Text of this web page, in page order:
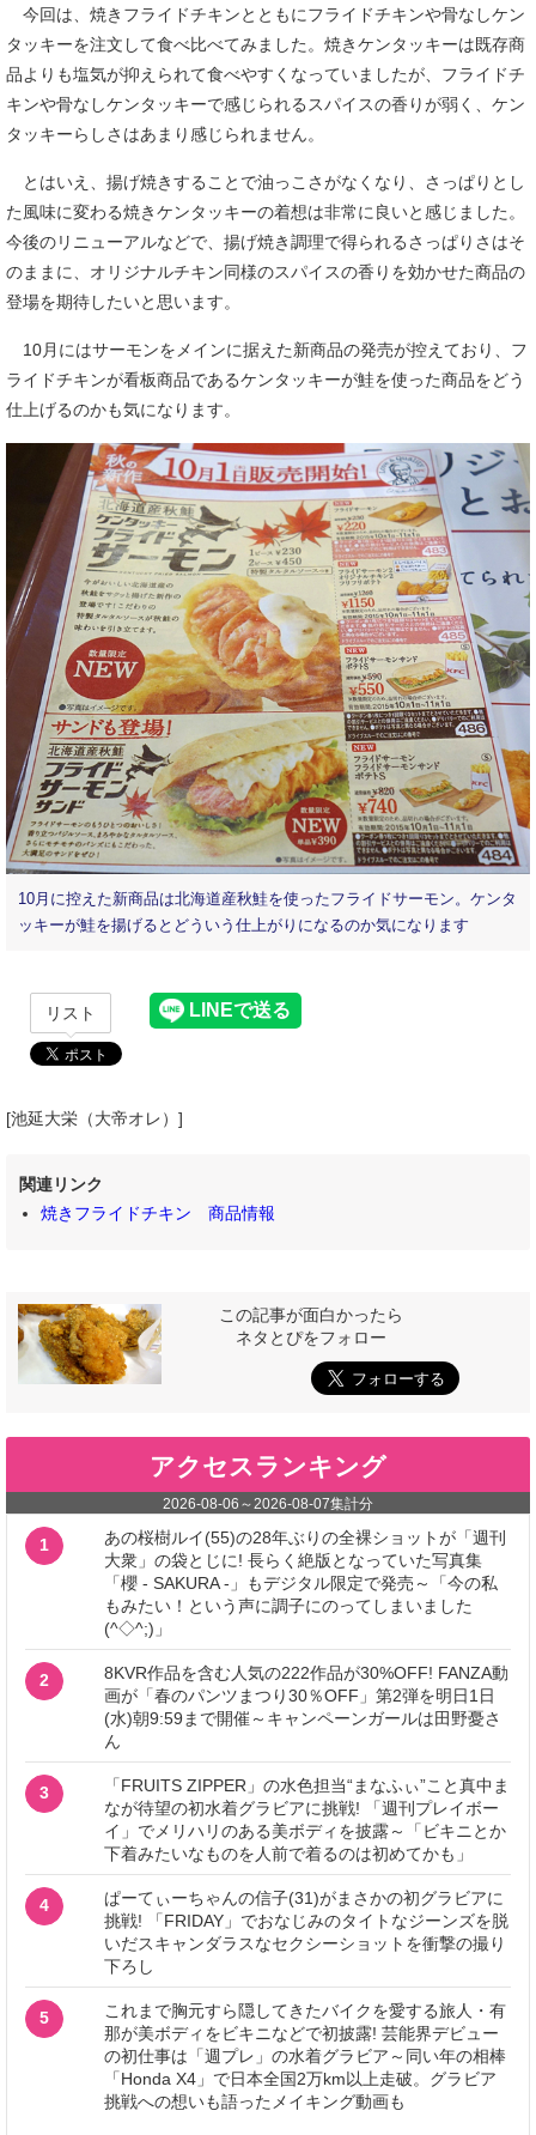
今回は、焼きフライドチキンとともにフライドチキンや骨なしケン
タッキーを注文して食べ比べてみました。焼きケンタッキーは既存商
品よりも塩気が抑えられて食べやすくなっていましたが、フライドチ
キンや骨なしケンタッキーで感じられるスパイスの香りが弱く、ケン
タッキーらしさはあまり感じられません。
とはいえ、揚げ焼きすることで油っこさがなくなり、さっぱりとし
た風味に変わる焼きケンタッキーの着想は非常に良いと感じました。
今後のリニューアルなどで、揚げ焼き調理で得られるさっぱりさはそ
のままに、オリジナルチキン同様のスパイスの香りを効かせた商品の
登場を期待したいと思います。
10月にはサーモンをメインに据えた新商品の発売が控えており、フ
ライドチキンが看板商品であるケンタッキーが鮭を使った商品をどう
仕上げるのかも気になります。
10月に控えた新商品は北海道産秋鮭を使ったフライドサーモン。ケンタ
ッキーが鮭を揚げるとどういう仕上がりになるのか気になります
リスト
[池延大栄（大帝オレ）]
関連リンク
焼きフライドチキン 商品情報
この記事が面白かったら
ネタとぴをフォロー
アクセスランキング
2026-08-06 ～ 2026-08-07集計分
1
あの桜樹ルイ(55)の28年ぶりの全裸ショットが「週刊
大衆」の袋とじに! 長らく絶版となっていた写真集
「櫻 - SAKURA -」もデジタル限定で発売～「今の私
もみたい！という声に調子にのってしまいました
(^◇^;)」
2
8KVR作品を含む人気の222作品が30%OFF! FANZA動
画が「春のパンツまつり30％OFF」第2弾を明日1日
(水)朝9:59まで開催～キャンペーンガールは田野憂さ
ん
3
「FRUITS ZIPPER」の水色担当“まなふぃ”こと真中ま
なが待望の初水着グラビアに挑戦! 「週刊プレイボー
イ」でメリハリのある美ボディを披露～「ビキニとか
下着みたいなものを人前で着るのは初めてかも」
4
ぱーてぃーちゃんの信子(31)がまさかの初グラビアに
挑戦! 「FRIDAY」でおなじみのタイトなジーンズを脱
いだスキャンダラスなセクシーショットを衝撃の撮り
下ろし
5
これまで胸元すら隠してきたバイクを愛する旅人・有
那が美ボディをビキニなどで初披露! 芸能界デビュー
の初仕事は「週プレ」の水着グラビア～同い年の相棒
「Honda X4」で日本全国2万km以上走破。グラビア
挑戦への想いも語ったメイキング動画も